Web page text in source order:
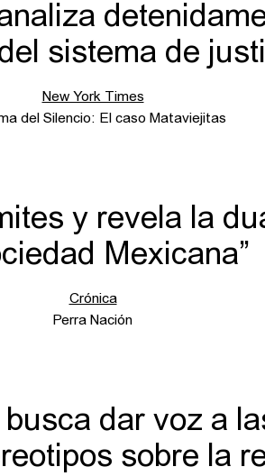
sistema de
New York Times
del Silencio: El caso Mataviejitas
y revela la
Mexicana”
Crónica
Perra Nación
busca dar voz a
sobre la